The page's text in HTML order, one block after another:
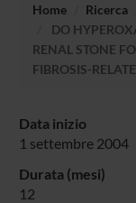
Home Ricerca
DO
RENAL STONE
FIBROSIS-
Data inizio
1 settembre 2004
Durata (mesi)
12